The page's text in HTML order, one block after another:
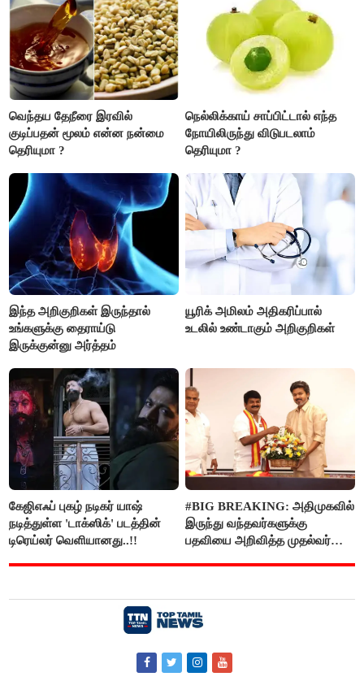
வெந்தய தேநீரை இரவில்
குடிப்பதன் மூலம் என்ன நன்மை
தெரியுமா ?
நெல்லிக்காய் சாப்பிட்டால் எந்த
நோயிலிருந்து விடுபடலாம்
தெரியுமா ?
இந்த அறிகுறிகள் இருந்தால்
உங்களுக்கு தைராய்டு
இருக்குன்னு அர்த்தம்
யூரிக் அமிலம் அதிகரிப்பால்
உடலில் உண்டாகும் அறிகுறிகள்
கேஜிஎஃப் புகழ் நடிகர் யாஷ்
நடித்துள்ள 'டாக்‌ஸிக்' படத்தின்
டிரெய்லர் வெளியானது..!!
#BIG BREAKING: அதிமுகவில்
இருந்து வந்தவர்களுக்கு
பதவியை அறிவித்த முதல்வர்